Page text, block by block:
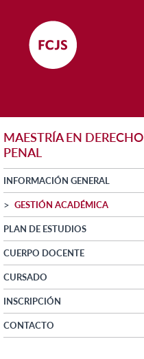
MAESTRÍA EN DERECHO
PENAL
INFORMACIÓN GENERAL
GESTIÓN ACADÉMICA
PLAN DE ESTUDIOS
CUERPO DOCENTE
CURSADO
INSCRIPCIÓN
CONTACTO